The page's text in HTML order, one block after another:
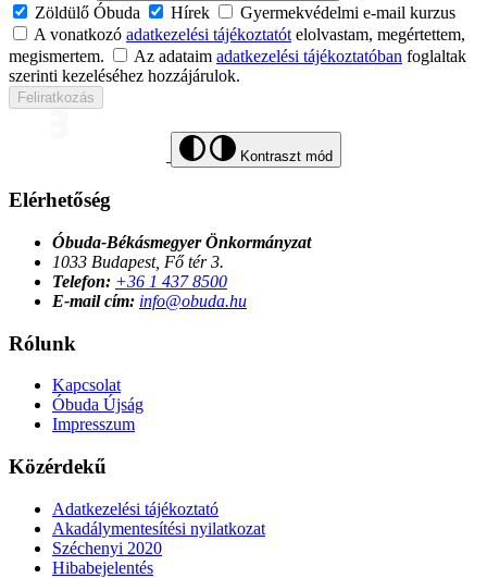
Zöldülő Óbuda Hírek
Gyermekvédelmi e-mail kurzus
A vonatkozó adatkezelési tájékoztatótelolvastam, megértettem,
megismertem.
Az adataim adatkezelési tájékoztatóban foglaltak
szerinti kezeléséhez hozzájárulok.
Feliratkozás
Kontraszt mód
Elérhetőség
Óbuda-Békásmegyer Önkormányzat
1033 Budapest, Fő tér 3.
Telefon: +36 1 437 8500
E-mail cím: info@obuda.hu
Rólunk
Kapcsolat
Óbuda Újság
Impresszum
Közérdekű
Adatkezelési tájékoztató
Akadálymentesítési nyilatkozat
Széchenyi 2020
Hibabejelentés